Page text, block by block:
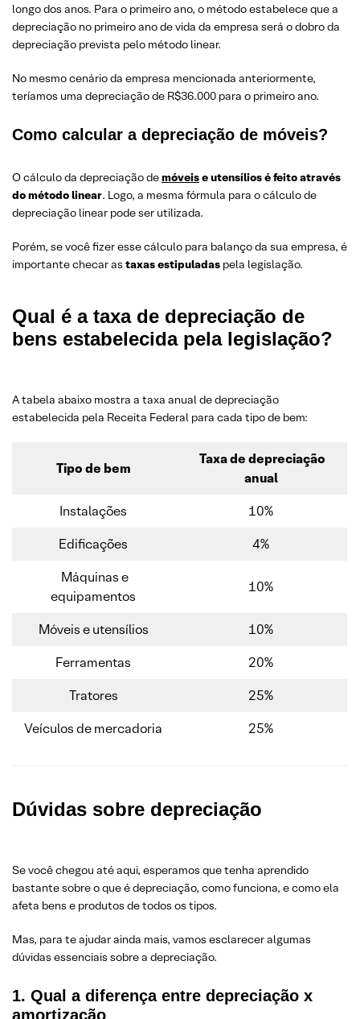
longo dos anos. Para o primeiro ano, o método estabelece que a
depreciação no primeiro ano de vida da empresa será o dobro da
depreciação prevista pelo método linear.
No mesmo cenário da empresa mencionada anteriormente,
teríamos uma depreciação de R$36.000 para o primeiro ano.
Como calcular a depreciação de móveis?
O cálculo da depreciação demóveise utensílios é feito através
do método linear. Logo, a mesma fórmula para o cálculo de
depreciação linear pode ser utilizada.
Porém, se você fizer esse cálculo para balanço da sua empresa, é
importante checar as taxas estipuladas pela legislação.
Qual é a taxa de depreciação de
bens estabelecida pela legislação?
A tabela abaixo mostra a taxa anual de depreciação
estabelecida pela Receita Federal para cada tipo de bem:
Tipo de bem
Taxa de depreciação
anual
Instalações
10%
Edificações
4%
Máquinas e
equipamentos
10%
Móveis e utensílios
10%
Ferramentas
20%
Tratores
25%
Veículos de mercadoria
25%
Dúvidas sobre depreciação
Se você chegou até aqui, esperamos que tenha aprendido
bastante sobre o que é depreciação, como funciona, e como ela
afeta bens e produtos de todos os tipos.
Mas, para te ajudar ainda mais, vamos esclarecer algumas
dúvidas essenciais sobre a depreciação.
1. Qual a diferença entre depreciação x
amortização